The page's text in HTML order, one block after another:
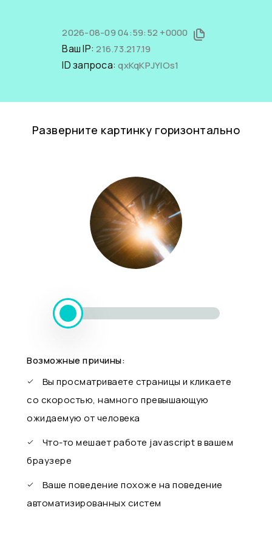
2026-08-09 04:59:52 +0000
Ваш IP:216.73.217.19
ID запроса:qxKqKPJYIOs1
Разверните картинку горизонтально
Возможные причины:
Вы просматриваете страницы и кликаете
со скоростью, намного превышающую
ожидаемую от человека
Что-то мешает работе javascript в вашем
браузере
Ваше поведение похоже на поведение
автоматизированных систем